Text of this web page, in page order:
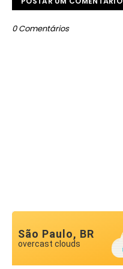
0 Comentários
São Paulo, BR
overcast clouds